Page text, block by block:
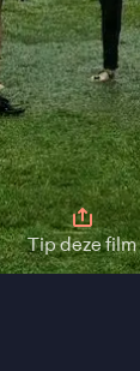
Tip deze film